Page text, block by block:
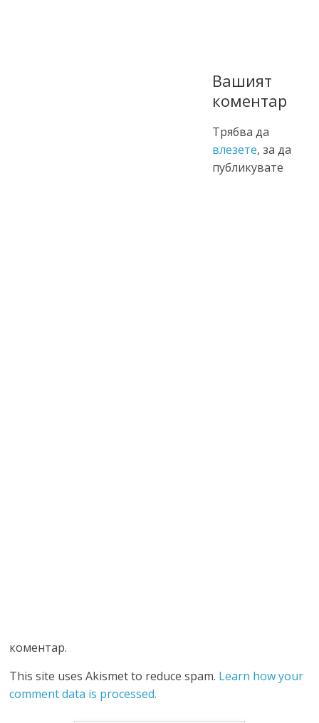
Вашият
коментар
Трябва да
влезете, за да
публикувате
коментар.
This site uses Akismet to reduce spam. Learn how your
comment data is processed.